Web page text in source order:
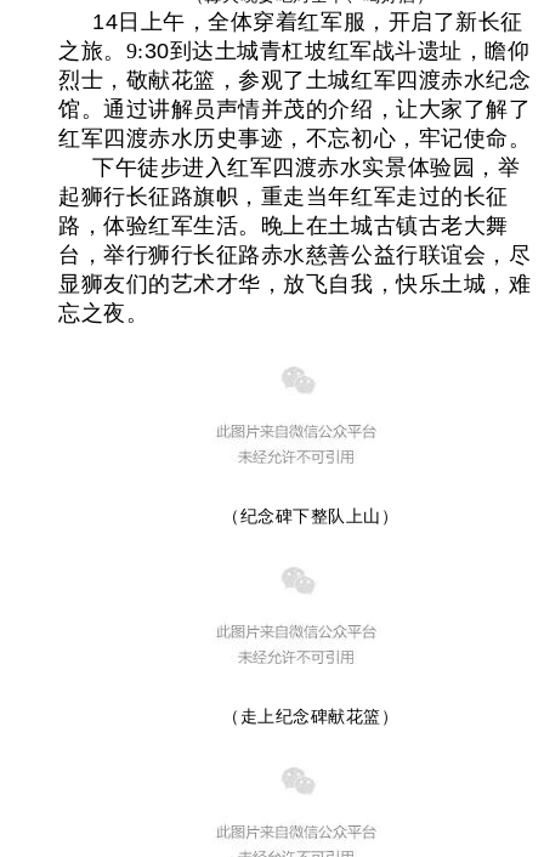
14 日 上午，全体穿着红军服，开启了新长征
之旅。9:30到达土城青杠坡红军战斗遗址，瞻仰
烈士，敬献花篮，参观了土城红军四渡赤水纪念
馆。通过讲解员声情并茂的介绍，让大家了解了
红军四渡赤水历史事迹，不忘初心，牢记使命。
下午徒步进入红军四渡赤水实景体验园，举
起狮行长征路旗帜，重走当年红军走过的长征
路，体验红军生活。晚上在土城古镇古老大舞
台，举行狮行长征路赤水慈善公益行联谊会，尽
显狮友们的艺术才华，放飞自我，快乐土城，难
忘之夜。
（纪念碑下整队上山）
（走上纪念碑献花篮）